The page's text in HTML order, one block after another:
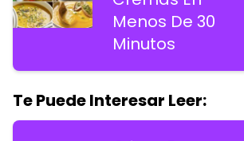
Menos De 30
Minutos
Te Puede Interesar Leer: